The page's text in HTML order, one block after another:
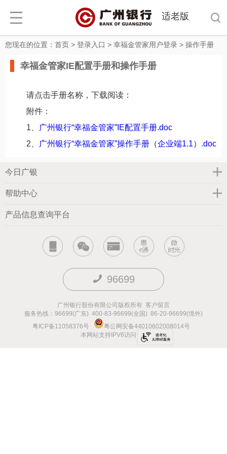
适老版
您现在的位置： 首页 > 登录入口 > 幸福金管家用户登录 > 操作手册
幸福金管家IE配置手册和操作手册
请点击手册名称，下载阅读：
附件：
1、
广州银行“幸福金管家”IE配置手册.doc
2、
广州银行“幸福金管家”操作手册（企业端1.1）.doc
今日广银
帮助中心
产品信息查询平台
96699
广州银行股份有限公司版权所有 客户留言
服务热线：96699(广东) 400-83-96699(全国) 86-20-96699(境外)
粤ICP备11058376号
粤公网安备44010602008014号
本网站支持IPV6访问